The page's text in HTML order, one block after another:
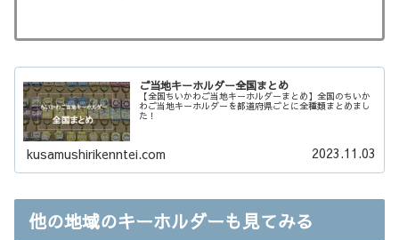
ご当地キーホルダー全国まとめ
【全国ちいかわご当地キーホルダーまとめ】全国のちいか
わご当地キーホルダーを都道府県ごとに全種類まとめまし
た！
kusamushirikenntei.com 2023.11.03
他の地域のキーホルダーも見てみる